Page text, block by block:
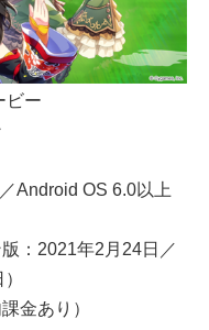
ビー
Android OS 6.0以上
：2021年2月24日／
金あり）